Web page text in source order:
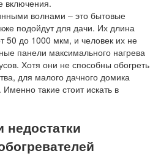
включения.
волнами – это бытовые
подойдут для дачи. Их длина
50 до 1000 мкм, и человек их не
панели максимального нагрева
Хотя они не способны обогреть
для малого дачного домика
такие стоит искать в